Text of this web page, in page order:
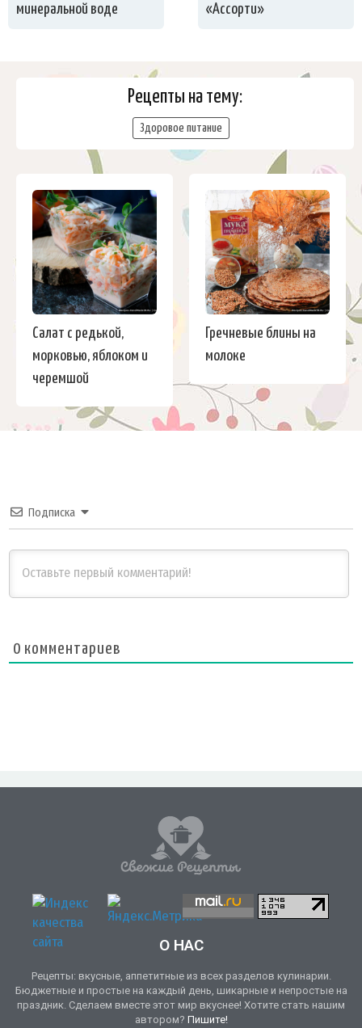
минеральной воде
«Ассорти»
Рецепты на тему:
Здоровое питание
Салат с редькой,
морковью, яблоком и
черемшой
Гречневые блины на
молоке
Подписка
0 комментариев
О НАС
Рецепты: вкусные, аппетитные из всех разделов кулинарии.
Бюджетные и простые на каждый день, шикарные и непростые на
праздник. Сделаем вместе этот мир вкуснее! Хотите стать нашим
автором? Пишите!